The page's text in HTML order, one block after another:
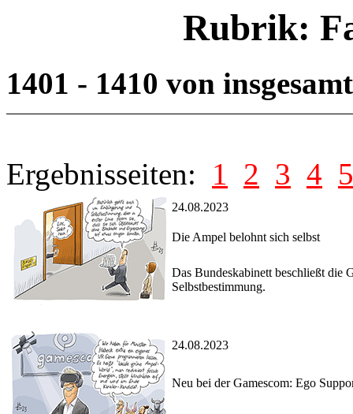
Rubrik:
1401 - 1410 von
Ergebnisseiten: 1 2 3 4 5
24.08.2023
Die Ampel belohnt sich selbst
Das Bundeskabinett beschließt die
Selbstbestimmung.
24.08.2023
Neu bei der Gamescom: Ego